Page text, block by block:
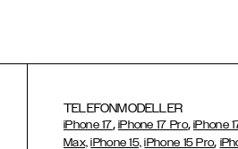
TELEFONMODELLER
iPhone 17, iPhone 17 Pro,iPhone
Max, iPhone 15, iPhone 15 Pro,